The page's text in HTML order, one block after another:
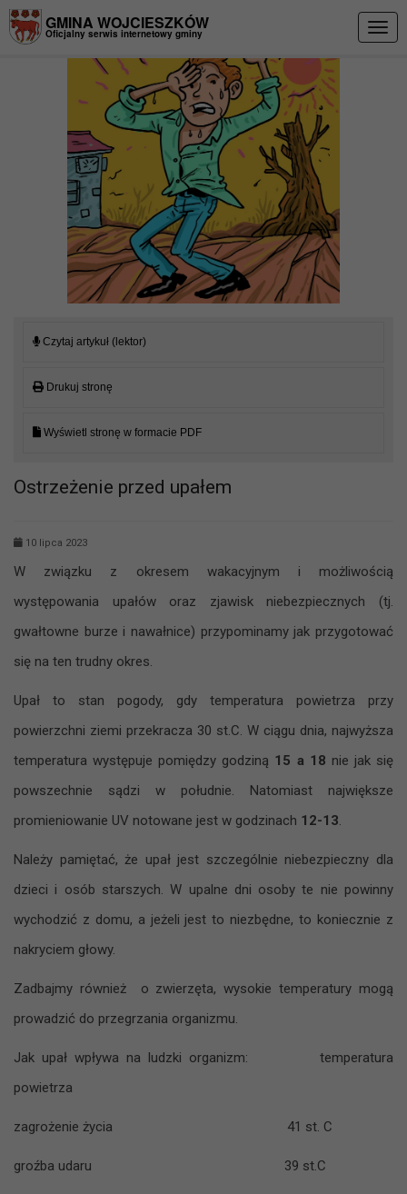
GMINA WOJCIESZKÓW
Oficjalny serwis internetowy gminy
Czytaj artykuł (lektor)
Drukuj stronę
Wyświetl stronę w formacie PDF
Ostrzeżenie przed upałem
10 lipca 2023
W związku z okresem wakacyjnym i możliwością
występowania upałów oraz zjawisk niebezpiecznych (tj.
gwałtowne burze i nawałnice) przypominamy jak przygotować
się na ten trudny okres.
Upał to stan pogody, gdy temperatura powietrza przy
powierzchni ziemi przekracza 30 st.C. W ciągu dnia, najwyższa
temperatura występuje pomiędzy godziną 15 a 18 nie jak się
powszechnie sądzi w południe. Natomiast największe
promieniowanie UV notowane jest w godzinach 12-13.
Należy pamiętać, że upał jest szczególnie niebezpieczny dla
dzieci i osób starszych. W upalne dni osoby te nie powinny
wychodzić z domu, a jeżeli jest to niezbędne, to koniecznie z
nakryciem głowy.
Zadbajmy również o zwierzęta, wysokie temperatury mogą
prowadzić do przegrzania organizmu.
Jak upał wpływa na ludzki organizm: temperatura
powietrza
zagrożenie życia 41 st. C
groźba udaru 39 st.C